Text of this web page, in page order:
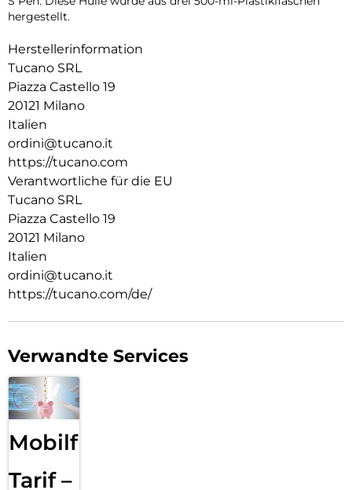
hergestellt.
Herstellerinformation
Tucano SRL
Piazza Castello 19
20121 Milano
Italien
ordini@tucano.it
https://tucano.com
Verantwortliche für die EU
Tucano SRL
Piazza Castello 19
20121 Milano
Italien
ordini@tucano.it
https://tucano.com/de/
Verwandte Services
Mobilfunk
Tarif –